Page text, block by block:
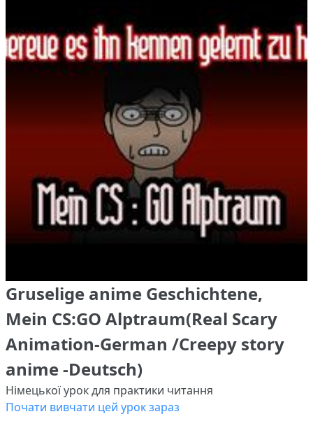
Gruselige anime Geschichtene,
Mein CS:GO Alptraum(Real Scary
Animation-German /Creepy story
anime -Deutsch)
Німецької урок для практики читання
Почати вивчати цей урок зараз